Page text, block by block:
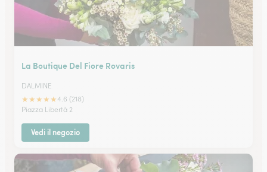
La Boutique Del Fiore Rovaris
DALMINE
★★★★★4.6 (218)
Piazza Libertà 2
Vedi il negozio